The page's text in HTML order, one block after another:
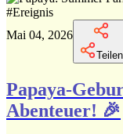
#Ereignis
Mai 04, 2026
Teilen
Papaya-
Abenteuer! 🎉